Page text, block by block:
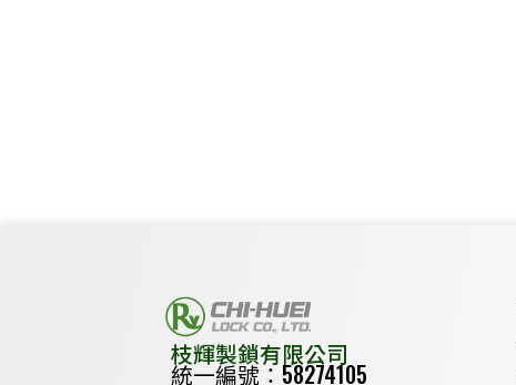
枝輝製鎖有限公司
統一編號：58274105